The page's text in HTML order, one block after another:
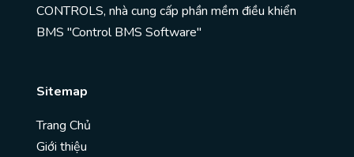
CONTROLS, nhà cung cấp phần mềm điều khiển
BMS "Control BMS Software"
Sitemap
Trang Chủ
Giới thiệu